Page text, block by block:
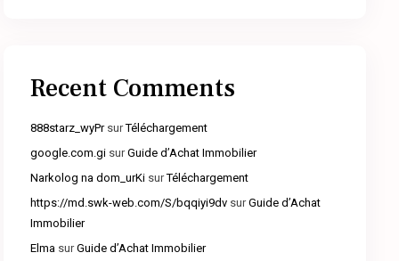
Recent Comments
888starz_wyPrsurTéléchargement
google.com.gisurGuide d’Achat Immobilier
Narkolog na dom_urKisurTéléchargement
https://md.swk-web.com/S/bqqiyi9dvsurGuide d’Achat
Immobilier
ElmasurGuide d’Achat Immobilier